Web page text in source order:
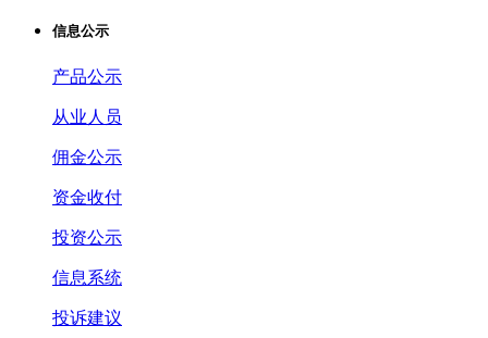
信息公示
产品公示
从业人员
佣金公示
资金收付
投资公示
信息系统
投诉建议